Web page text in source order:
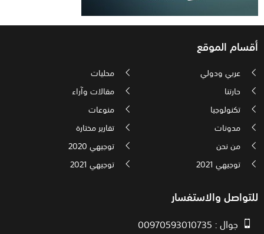
أقسام الموقع
عربي ودولي
محليات
حارتنا
مقالات وآراء
تكنولوجيا
منوعات
مدونات
تقارير مختارة
من نحن
توجيهي 2020
توجيهي 2021
توجيهي 2021
للتواصل والاستفسار
جوال : 00970593010735